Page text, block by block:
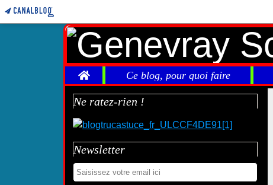
Home Ce blog, pour quoi faire
Ne ratez-rien !
Newsletter